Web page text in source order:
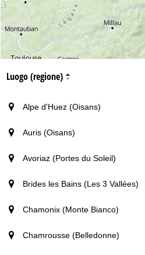
Luogo (regione)
Alpe d'Huez (Oisans)
Auris (Oisans)
Avoriaz (Portes du Soleil)
Brides les Bains (Les 3 Vallées)
Chamonix (Monte Bianco)
Chamrousse (Belledonne)